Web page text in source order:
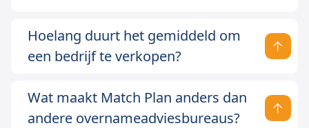
Hoelang duurt het gemiddeld om
een bedrijf te verkopen?
Wat maakt Match Plan anders dan
andere overnameadviesbureaus?